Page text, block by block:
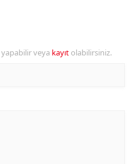
yapabilir veya kayıt olabilirsiniz.